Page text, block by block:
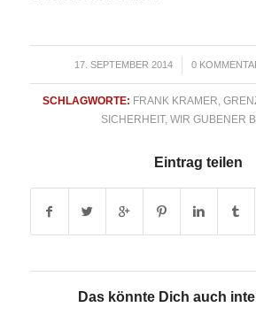
17. SEPTEMBER 2014
/ 0 /
SCHLAGWORTE: FRANK KRAMER ,
SICHERHEIT,WIR GUBENER
Eintrag teilen
Das könnte Dich auch